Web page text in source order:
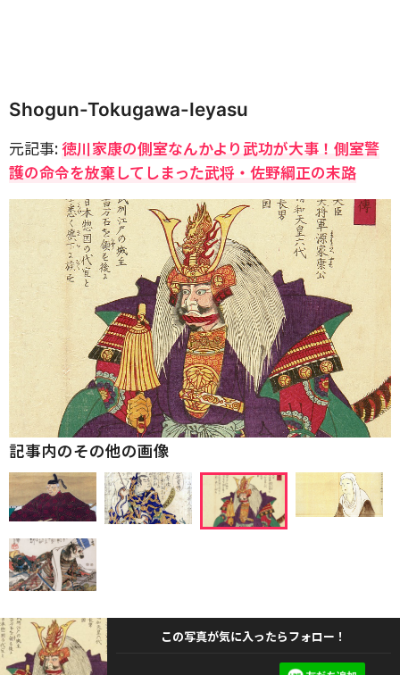
Shogun-Tokugawa-Ieyasu
元記事:徳川家康の側室なんかより武功が大事！側室警
護の命令を放棄してしまった武将・佐野綱正の末路
記事内のその他の画像
この写真が気に入ったらフォロー！